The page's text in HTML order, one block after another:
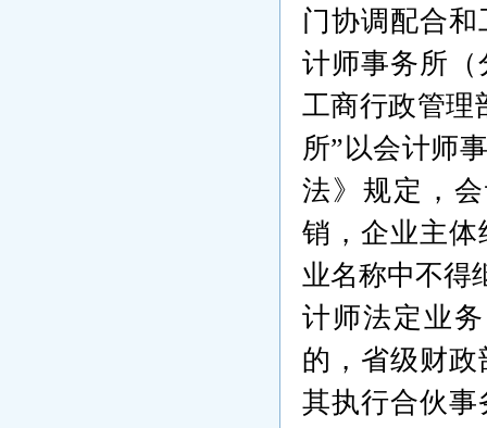
门协调配合
计师事务所
工商行政管理
所”以会计师
法》规定，
销，企业主
业名称中不得
计师法定业
的，省级财
其执行合伙